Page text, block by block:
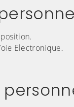
Electronique.